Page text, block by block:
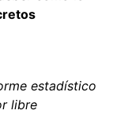
estadístico
libre